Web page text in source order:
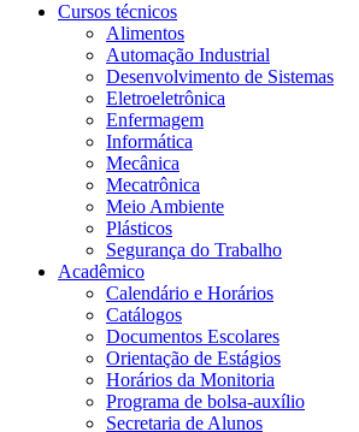
Cursos técnicos
Alimentos
Automação Industrial
Desenvolvimento de Sistemas
Eletroeletrônica
Enfermagem
Informática
Mecânica
Mecatrônica
Meio Ambiente
Plásticos
Segurança do Trabalho
Acadêmico
Calendário e Horários
Catálogos
Documentos Escolares
Orientação de Estágios
Horários da Monitoria
Programa de bolsa-auxílio
Secretaria de Alunos